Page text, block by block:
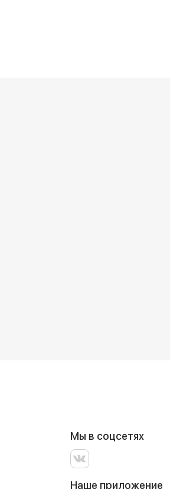
Мы в соцсетях
Наше приложение